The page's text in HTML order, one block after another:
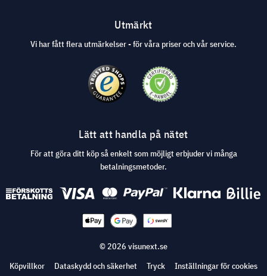
Utmärkt
Vi har fått flera utmärkelser - för våra priser och vår service.
Lätt att handla på nätet
För att göra ditt köp så enkelt som möjligt erbjuder vi många
betalningsmetoder.
© 2026 visunext.se
Köpvillkor
Dataskydd och säkerhet Tryck
Inställningar för cookies